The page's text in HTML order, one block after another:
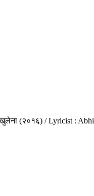
(२०१६) / Lyricist :